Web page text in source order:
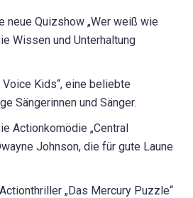
neue Quizshow „Wer weiß wie
Wissen und Unterhaltung
Voice Kids“, eine beliebte
Sängerinnen und Sänger.
Actionkomödie „Central
Johnson, die für gute Laune
„Das Mercury Puzzle“